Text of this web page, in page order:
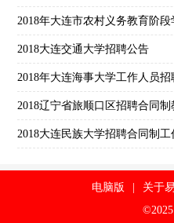
2018年大连市农村义务教育阶
2018大连交通大学招聘公告
2018年大连海事大学工作人员招
2018辽宁省旅顺口区招聘合同
2018大连民族大学招聘合同制
电脑版 关于